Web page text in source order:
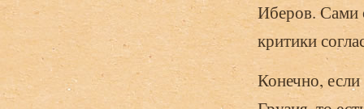
Иберов. Сами
критики
Конечно,